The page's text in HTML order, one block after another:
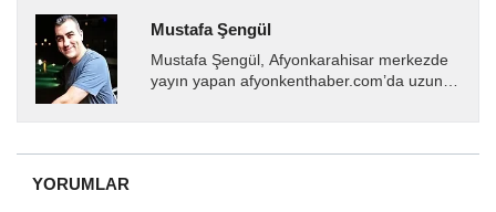
Mustafa Şengül
Mustafa Şengül, Afyonkarahisar merkezde
yayın yapan afyonkenthaber.com’da uzun
almakta, haber akışı...
YORUMLAR